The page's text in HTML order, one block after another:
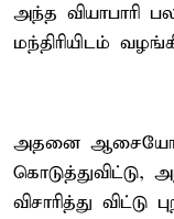
அந்த வியாபாரி
மந்திரியிடம்
அதனை
கொடுத்துவிட்டு,
விசாரித்து விட்டு